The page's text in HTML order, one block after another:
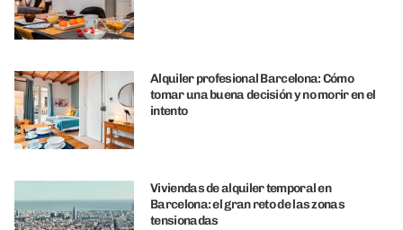
Alquiler profesional Barcelona: Cómo
tomar una buena decisión y no morir en el
intento
Viviendas de alquiler temporal en
Barcelona: el gran reto de las zonas
tensionadas